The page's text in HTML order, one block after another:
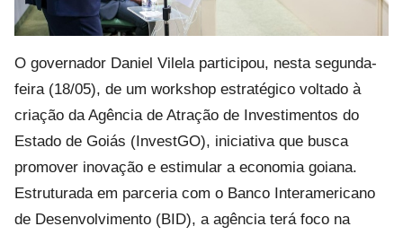
O governador Daniel Vilela participou, nesta segunda-
feira (18/05), de um workshop estratégico voltado à
criação da Agência de Atração de Investimentos do
Estado de Goiás (InvestGO), iniciativa que busca
promover inovação e estimular a economia goiana.
Estruturada em parceria com o Banco Interamericano
de Desenvolvimento (BID), a agência terá foco na